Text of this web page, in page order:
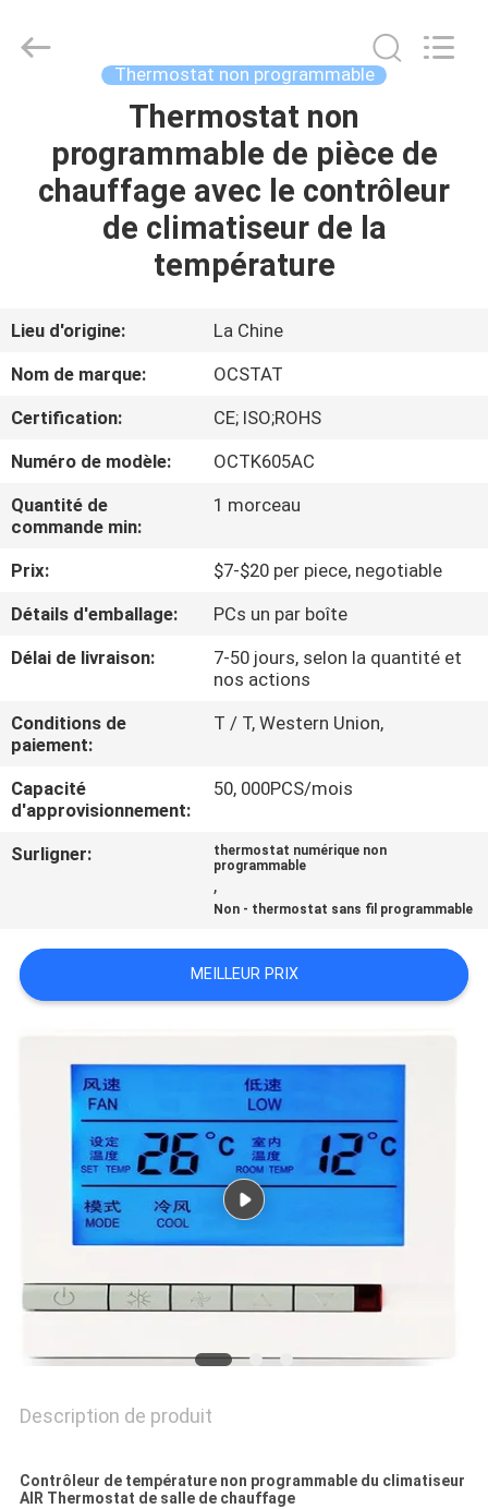
PRODUITS
EXPOSITION
VR
SUJET
DE
NOUS
VISITE
D'USINE
DE
QUALITÉ
CONTACTEZ-
NOUS
UNE
CITATION
PLAN
PRIVACY
Controls
Limited.
Thermostat non programmable
Thermostat non
programmable de pièce de
chauffage avec le contrôleur
de climatiseur de la
température
Lieu d'origine:
La Chine
Nom de marque:
OCSTAT
Certification:
CE; ISO;ROHS
Numéro de modèle:
OCTK605AC
Quantité de
commande min:
1 morceau
Prix:
$7-$20 per piece, negotiable
Détails d'emballage:
PCs un par boîte
Délai de livraison:
7-50 jours, selon la quantité et
nos actions
Conditions de
paiement:
T / T, Western Union,
Capacité
d'approvisionnement:
50, 000PCS/mois
Surligner:
thermostat numérique non
programmable
,
Non - thermostat sans fil programmable
MEILLEUR PRIX
Description de produit
Contrôleur de température non programmable du climatiseur
AIR Thermostat de salle de chauffage